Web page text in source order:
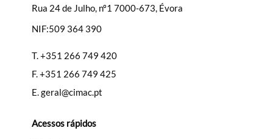
Rua 24 de Julho, nº1 7000-673, Évora
NIF:509 364 390
T.+351 266 749 420
F.+351 266 749 425
E.geral@cimac.pt
Acessos rápidos